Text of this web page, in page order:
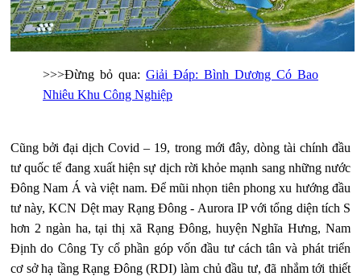
>>>Đừng bỏ qua: Giải Đáp: Bình Dương Có Bao
Nhiêu Khu Công Nghiệp
Cũng bởi đại dịch Covid – 19, trong mới đây, dòng tài chính đầu
tư quốc tế đang xuất hiện sự dịch rời khỏe mạnh sang những nước
Đông Nam Á và việt nam. Để mũi nhọn tiên phong xu hướng đầu
tư này, KCN Dệt may Rạng Đông - Aurora IP với tổng diện tích S
hơn 2 ngàn ha, tại thị xã Rạng Đông, huyện Nghĩa Hưng, Nam
Định do Công Ty cổ phần góp vốn đầu tư cách tân và phát triển
cơ sở hạ tầng Rạng Đông (RDI) làm chủ đầu tư, đã nhắm tới thiết